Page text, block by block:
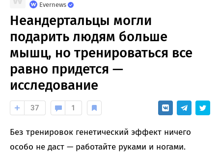
Evernews
Неандертальцы могли
подарить людям больше
мышц, но тренироваться все
равно придется —
исследование
37 1
Без тренировок генетический эффект ничего
особо не даст — работайте руками и ногами.